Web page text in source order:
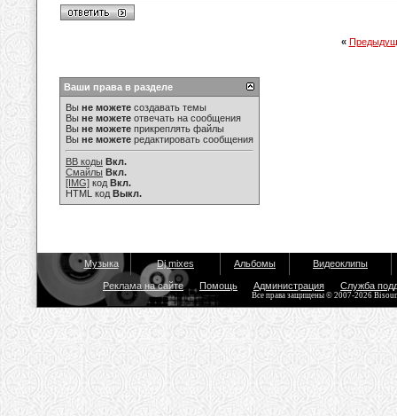
«
Ваши права в разделе
Вы не можете создавать темы
Вы не можете отвечать на сообщения
Вы не можете прикреплять файлы
Вы не можете редактировать сообщения
BB коды Вкл.
Смайлы Вкл.
[IMG] код Вкл.
HTML код Выкл.
Музыка Dj mixes Альбомы Видеоклипы
Реклама на сайте Помощь Администрация Служба
Все права защищены © 2007-2026